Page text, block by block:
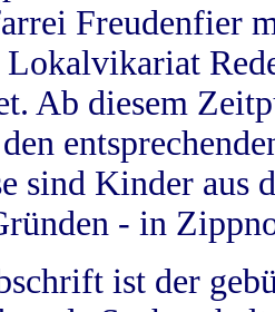
Freudenfier
Lokalvikariat
Ab diesem
sind Kinder aus
- in
ist der